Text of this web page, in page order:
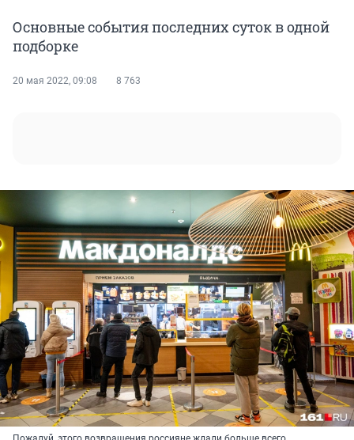
Основные события последних суток в одной
подборке
20 мая 2022, 09:08 8 763